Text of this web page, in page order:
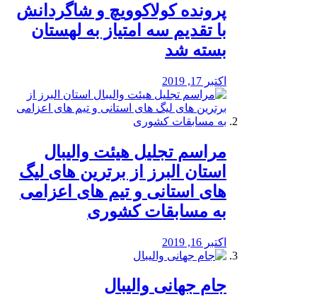
پرونده کولاکوویچ و شاگردانش
با تقدیم سه امتیاز به لهستان
بسته شد
اکتبر 17, 2019
مراسم تجلیل هیئت والیبال
استان البرز از برترین های لیگ
های استانی و تیم های اعزامی
به مسابقات کشوری
اکتبر 16, 2019
جام جهانی والیبال